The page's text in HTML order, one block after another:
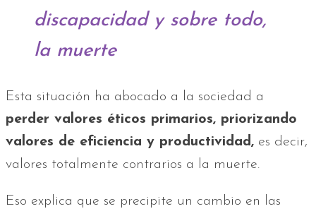
discapacidad y sobre todo,
la muerte
Esta situación ha abocado a la sociedad a
perder valores éticos primarios, priorizando
valores de eficiencia y productividad, es decir,
valores totalmente contrarios a la muerte.
Eso explica que se precipite un cambio en las